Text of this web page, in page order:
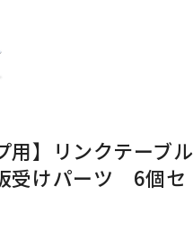
用】リンクテーブル
受けパーツ 6個セ